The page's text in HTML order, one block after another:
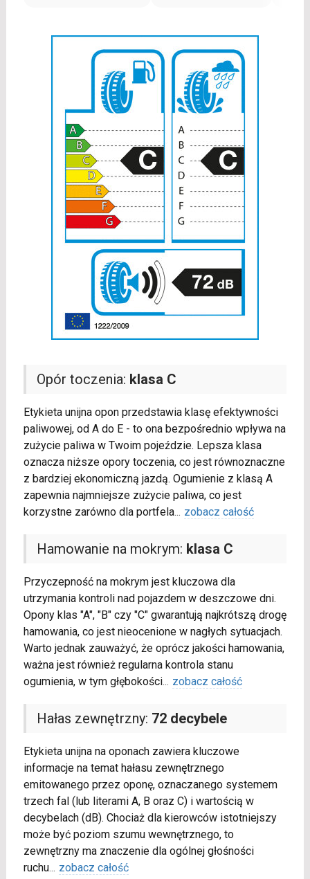
Opór toczenia: klasa C
Etykieta unijna opon przedstawia klasę efektywności
paliwowej, od A do E - to ona bezpośrednio wpływa na
zużycie paliwa w Twoim pojeździe. Lepsza klasa
oznacza niższe opory toczenia, co jest równoznaczne
z bardziej ekonomiczną jazdą. Ogumienie z klasą A
zapewnia najmniejsze zużycie paliwa, co jest
korzystne zarówno dla portfela... zobacz całość
Hamowanie na mokrym: klasa C
Przyczepność na mokrym jest kluczowa dla
utrzymania kontroli nad pojazdem w deszczowe dni.
Opony klas "A", "B" czy "C" gwarantują najkrótszą drogę
hamowania, co jest nieocenione w nagłych sytuacjach.
Warto jednak zauważyć, że oprócz jakości hamowania,
ważna jest również regularna kontrola stanu
ogumienia, w tym głębokości... zobacz całość
Hałas zewnętrzny: 72 decybele
Etykieta unijna na oponach zawiera kluczowe
informacje na temat hałasu zewnętrznego
emitowanego przez oponę, oznaczanego systemem
trzech fal (lub literami A, B oraz C) i wartością w
decybelach (dB). Chociaż dla kierowców istotniejszy
może być poziom szumu wewnętrznego, to
zewnętrzny ma znaczenie dla ogólnej głośności
ruchu... zobacz całość